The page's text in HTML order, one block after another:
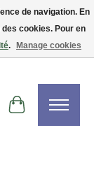
visitez la boutique
Cart
de navigation. En
cookies. Pour en
. Manage cookies